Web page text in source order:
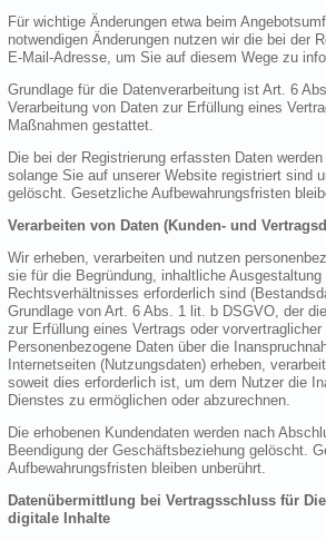
Für wichtige Änderungen etwa beim
notwendigen Änderungen nutzen wir die bei der
E-Mail-Adresse, um Sie auf diesem Wege zu
Grundlage für die Datenverarbeitung ist Art. 6
Verarbeitung von Daten zur Erfüllung eines
Maßnahmen gestattet.
Die bei der Registrierung erfassten Daten
solange Sie auf unserer Website registriert sind
gelöscht. Gesetzliche Aufbewahrungsfristen
Verarbeiten von Daten (Kunden- und
Wir erheben, verarbeiten und nutzen
sie für die Begründung, inhaltliche Ausgestaltung
Rechtsverhältnisses erforderlich sind
Grundlage von Art. 6 Abs. 1 lit. b DSGVO, der
zur Erfüllung eines Vertrags oder
Personenbezogene Daten über die
Internetseiten (Nutzungsdaten) erheben,
soweit dies erforderlich ist, um dem Nutzer die
Dienstes zu ermöglichen oder abzurechnen.
Die erhobenen Kundendaten werden nach
Beendigung der Geschäftsbeziehung gelöscht.
Aufbewahrungsfristen bleiben unberührt.
Datenübermittlung bei Vertragsschluss für
digitale Inhalte